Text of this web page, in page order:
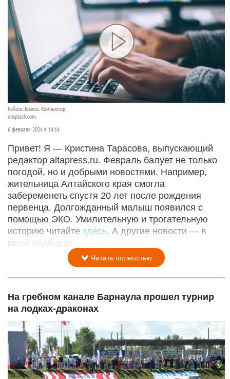
Работа. Бизнес. Компьютер.
unsplash.com.
6 февраля 2024 в 14:14
Привет! Я — Кристина Тарасова, выпускающий
редактор altapress.ru. Февраль балует не только
погодой, но и добрыми новостями. Например,
жительница Алтайского края смогла
забеременеть спустя 20 лет после рождения
первенца. Долгожданный малыш появился с
помощью ЭКО. Умилительную и трогательную
историю читайте здесь. А другие новости — в
моей подборке.
Читать полностью
На гребном канале Барнаула прошел турнир
на лодках-драконах